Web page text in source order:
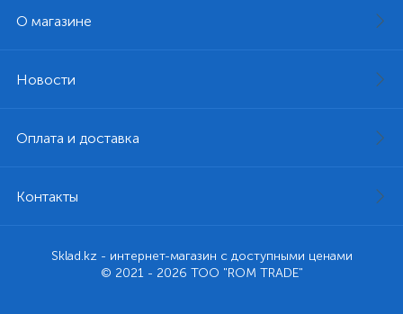
О магазине
Новости
Оплата и доставка
Контакты
Sklad.kz - интернет-магазин с доступными ценами
© 2021 - 2026 ТОО "ROM TRADE"